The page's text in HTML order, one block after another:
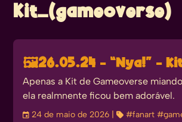
Kit_(gameoverse)
🖼️26.05.24 - “Nya!” -
Apenas a Kit de Gameoverse
ela realmnente ficou bem adorável.
󰃭 24 de maio de 2026 | #fanart